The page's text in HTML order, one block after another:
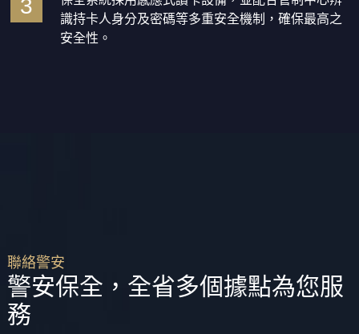
3
識持卡人身分及密碼等多重安全機制，確保最高之
安全性。
聯絡警安
警安保全，全省多個據點為您服
務